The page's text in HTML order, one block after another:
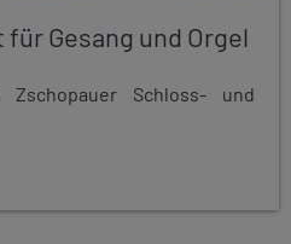
für Gesang und Orgel
Zschopauer Schloss- und